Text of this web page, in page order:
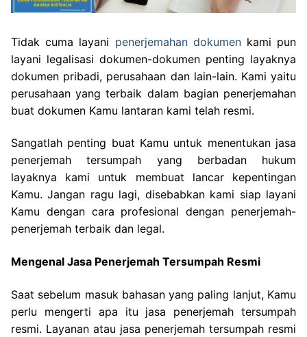
Tidak cuma layani penerjemahan dokumenkami pun
layani legalisasi dokumen-dokumen penting layaknya
dokumen pribadi, perusahaan dan lain-lain. Kami yaitu
perusahaan yang terbaik dalam bagian penerjemahan
buat dokumen Kamu lantaran kami telah resmi.
Sangatlah penting buat Kamu untuk menentukan jasa
penerjemah tersumpah yang berbadan hukum
layaknya kami untuk membuat lancar kepentingan
Kamu. Jangan ragu lagi, disebabkan kami siap layani
Kamu dengan cara profesional dengan penerjemah-
penerjemah terbaik dan legal.
Mengenal Jasa Penerjemah Tersumpah Resmi
Saat sebelum masuk bahasan yang paling lanjut, Kamu
perlu mengerti apa itu jasa penerjemah tersumpah
resmi. Layanan atau jasa penerjemah tersumpah resmi